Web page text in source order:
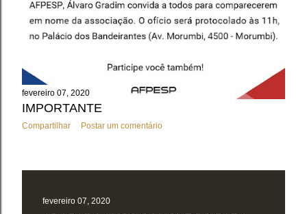
fevereiro 07, 2020
IMPORTANTE
Compartilhar Postar um comentário
fevereiro 07, 2020